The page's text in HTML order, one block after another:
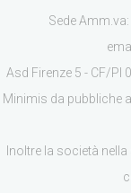
Sede
Asd Firenze 5 - CF/PI
Minimis da pubbliche
Inoltre la società